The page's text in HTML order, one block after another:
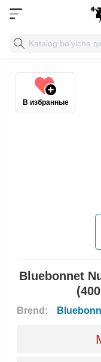
В избранные
Bluebonnet
Brend: